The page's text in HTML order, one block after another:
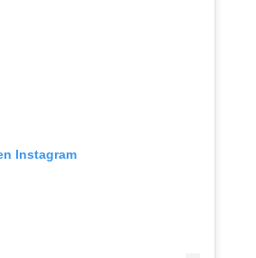
Instagram